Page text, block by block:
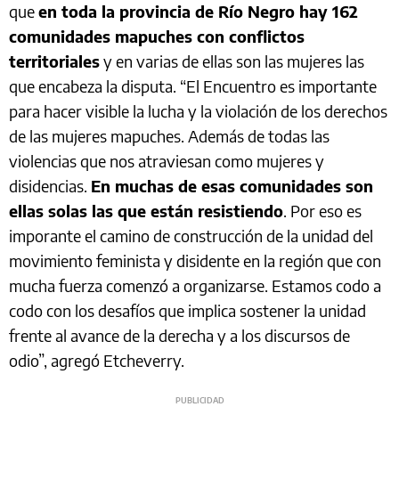
queen toda la provincia de Río Negro hay 162
comunidades mapuches con conflictos
territorialesy en varias de ellas son las mujeres las
que encabeza la disputa. “El Encuentro es importante
para hacer visible la lucha y la violación de los derechos
de las mujeres mapuches. Además de todas las
violencias que nos atraviesan como mujeres y
disidencias. En muchas de esas comunidades son
ellas solas las que están resistiendo. Por eso es
imporante el camino de construcción de la unidad del
movimiento feminista y disidente en la región que con
mucha fuerza comenzó a organizarse. Estamos codo a
codo con los desafíos que implica sostener la unidad
frente al avance de la derecha y a los discursos de
odio”, agregó Etcheverry.